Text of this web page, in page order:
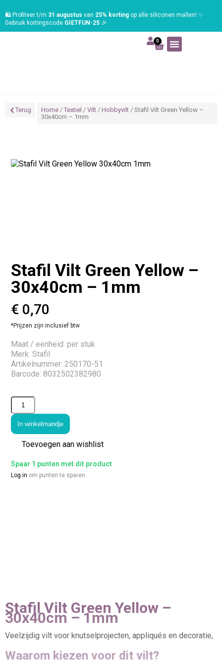
🛍️ Profiteer t/m 31 augustus van 25% korting op alle siliconen mallen! ✨
Gebruik kortingscode GIETFUN-25 🎉
0
Terug Home / Textiel / Vilt / Hobbyvilt / Stafil Vilt Green Yellow –
30x40cm – 1mm
Stafil Vilt Green Yellow –
30x40cm – 1mm
€ 0,70
*Prijzen zijn inclusief btw
Maat / eenheid: per stuk
Merk: Stafil
Artikelnummer: 250170-51
Barcode: 8032502382980
In winkelmandje
Toevoegen aan wishlist
Spaar 1 punten met dit product
Log in om punten te sparen.
Stafil Vilt Green Yellow –
30x40cm – 1mm
Veelzijdig vilt voor knutselprojecten, appliqués en decoratie,
Waarom kiezen voor dit vilt?